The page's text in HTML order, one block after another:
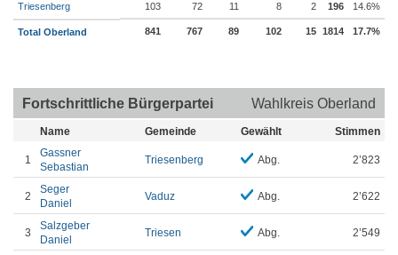
Triesenberg 103 72 11 8 2 196 14.6%
Total Oberland 841 767 89 102 15 1814 17.7%
Fortschrittliche Bürgerpartei Wahlkreis Oberland
Name Gemeinde Gewählt Stimmen
1
Gassner
Sebastian
Triesenberg Abg. 2’823
2
Seger
Daniel
Vaduz Abg. 2’622
3
Salzgeber
Daniel
Triesen Abg. 2’549